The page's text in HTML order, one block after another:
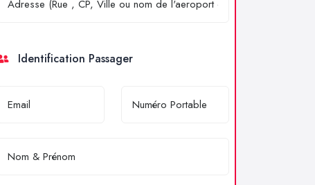
Identification Passager